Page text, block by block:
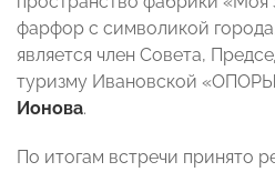
фарфор с символикой
является член Совета,
туризму Ивановской
Ионова.
По итогам встречи принято